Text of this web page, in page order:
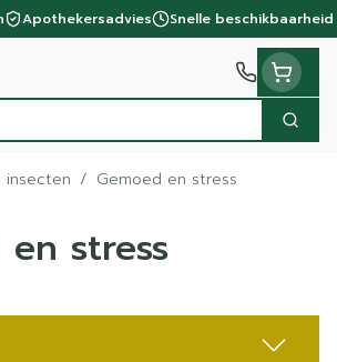
Apothekersadvies Snelle beschikbaarheid
Zoek
insecten / Gemoed en stress
en stress